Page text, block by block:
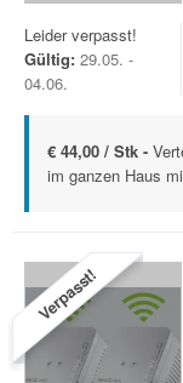
Leider verpasst!
Gültig: 29.05. -
04.06.
€ 44,00 / Stk -
im ganzen Haus
Verpasst!